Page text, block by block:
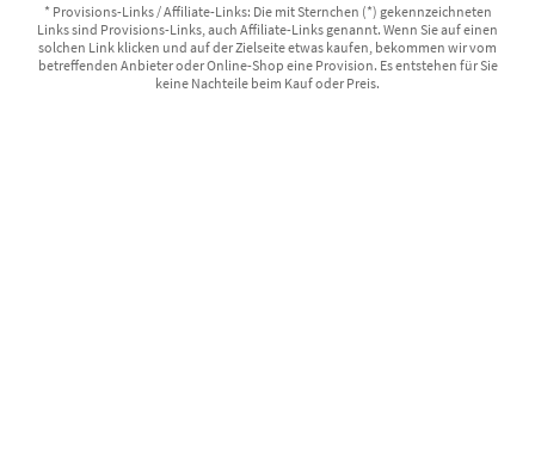
* Provisions-Links / Affiliate-Links: Die mit Sternchen (*) gekennzeichneten
Links sind Provisions-Links, auch Affiliate-Links genannt. Wenn Sie auf einen
solchen Link klicken und auf der Zielseite etwas kaufen, bekommen wir vom
betreffenden Anbieter oder Online-Shop eine Provision. Es entstehen für Sie
keine Nachteile beim Kauf oder Preis.